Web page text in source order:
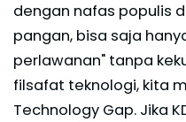
dengan nafas populis
pangan, bisa saja
perlawanan" tanpa
filsafat teknologi, kita
Technology Gap. Jika